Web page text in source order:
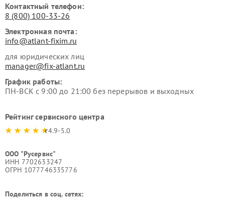
Контактный телефон:
8 (800) 100-33-26
Электронная почта:
info@atlant-fixim.ru
для юридических лиц
manager@fix-atlant.ru
График работы:
ПН-ВСК с 9:00 до 21:00 без перерывов и выходных
Рейтинг сервисного центра
4.9-5.0
ООО "Русервис"
ИНН 7702633247
ОГРН 1077746335776
Поделиться в соц. сетях: